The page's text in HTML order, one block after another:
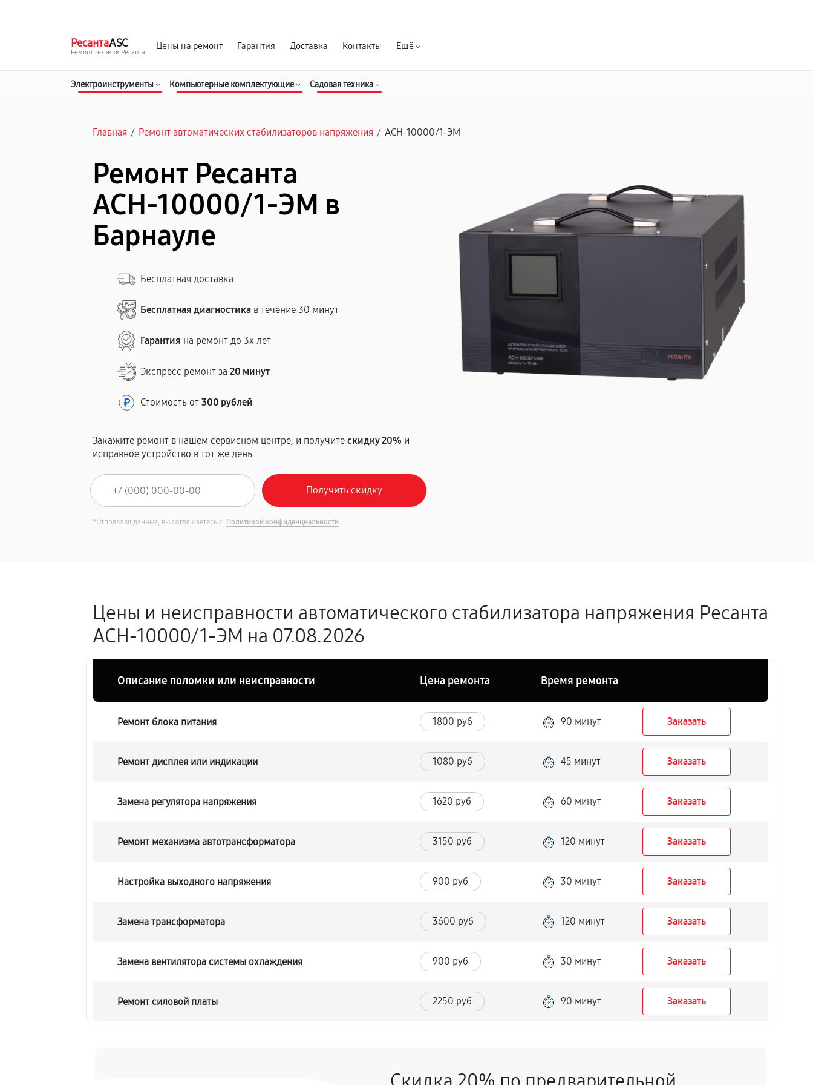
РесантаASC
Ремонт техники Ресанта
Цены на ремонт Гарантия Доставка Контакты Ещё
Электроинструменты Компьютерные комплектующие Садовая техника
Главная / Ремонт автоматических стабилизаторов напряжения / АСН-10000/1-ЭМ
Ремонт Ресанта
АСН-10000/1-ЭМ в
Барнауле
Бесплатная доставка
Бесплатная диагностика в течение 30 минут
Гарантия на ремонт до 3х лет
Экспресс ремонт за20 минут
Стоимость от300 рублей
Закажите ремонт в нашем сервисном центре, и получитескидку 20% и
исправное устройство в тот же день
*Отправляя данные, вы соглашаетесь с Политикой конфиденциальности
Цены и неисправности автоматического стабилизатора напряжения Ресанта
АСН-10000/1-ЭМ на 07.08.2026
Описание поломки или неисправности Цена ремонта Время ремонта
Ремонт блока питания 1800 руб 90 минут Заказать
Ремонт дисплея или индикации 1080 руб 45 минут Заказать
Замена регулятора напряжения 1620 руб 60 минут Заказать
Ремонт механизма автотрансформатора 3150 руб 120 минут Заказать
Настройка выходного напряжения 900 руб 30 минут Заказать
Замена трансформатора 3600 руб 120 минут Заказать
Замена вентилятора системы охлаждения 900 руб 30 минут Заказать
Ремонт силовой платы 2250 руб 90 минут Заказать
Замена конденсатора автоматического стабилизатора напряжения
720 руб 40 минут Заказать